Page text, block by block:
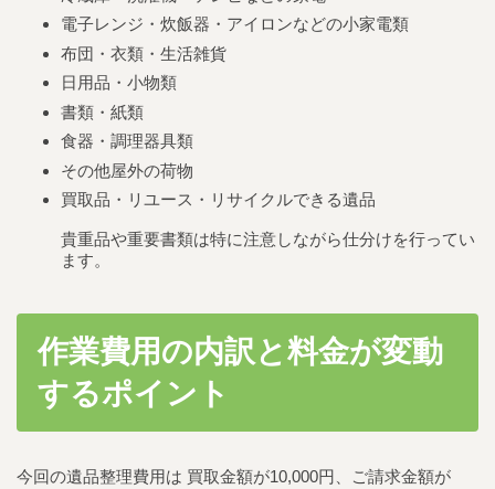
電子レンジ・炊飯器・アイロンなどの小家電類
布団・衣類・生活雑貨
日用品・小物類
書類・紙類
食器・調理器具類
その他屋外の荷物
買取品・リユース・リサイクルできる遺品
貴重品や重要書類は特に注意しながら仕分けを行ってい
ます。
作業費用の内訳と料金が変動
するポイント
今回の遺品整理費用は 買取金額が10,000円、ご請求金額が